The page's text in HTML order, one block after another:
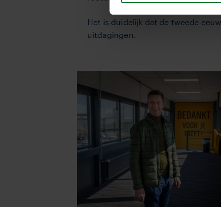
Het is duidelijk dat de tweede
uitdagingen.